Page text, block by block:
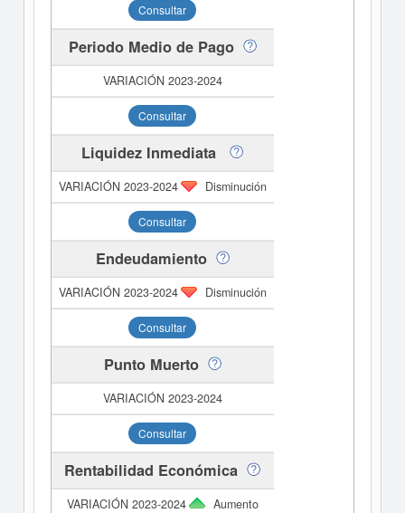
Consultar
Periodo Medio de Pago
Consultar
Liquidez Inmediata
Disminución
Consultar
Endeudamiento
Disminución
Consultar
Punto Muerto
Consultar
Rentabilidad Económica
Aumento